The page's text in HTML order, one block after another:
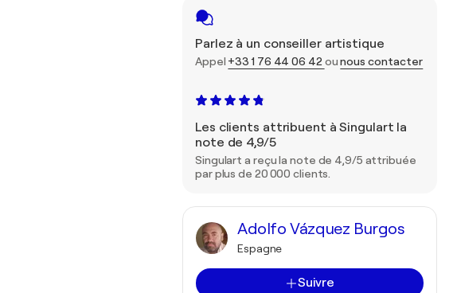
Parlez à un conseiller artistique
Appel +33 1 76 44 06 42 ounous contacter
Les clients attribuent à Singulart la
note de 4,9/5
Singulart a reçu la note de 4,9/5 attribuée
par plus de 20 000 clients.
Adolfo Vázquez Burgos
Espagne
Suivre